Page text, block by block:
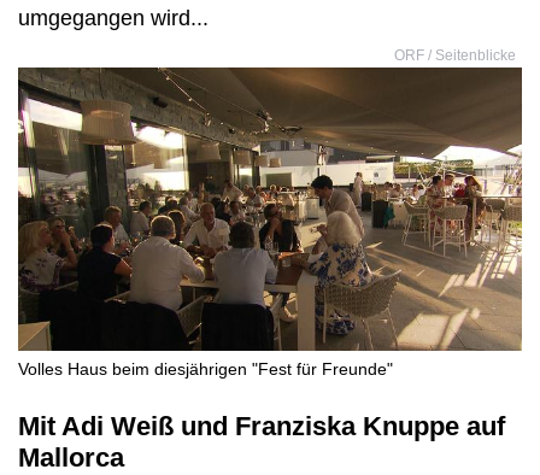
umgegangen wird...
ORF / Seitenblicke
Volles Haus beim diesjährigen "Fest für Freunde"
Mit Adi Weiß und Franziska Knuppe auf
Mallorca